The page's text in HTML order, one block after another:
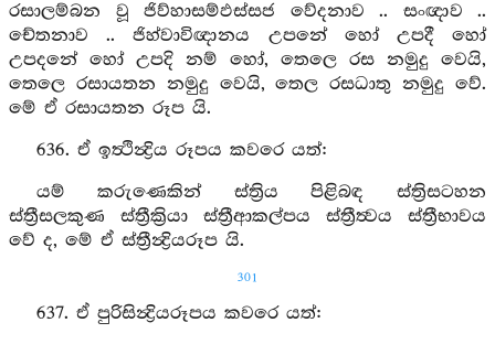
රසාලම්බන වූ ජිව්හාසම්ඵස්සජ වේදනාව .. සංඥාව ..
චේතනාව .. ජිහ්වාවිඥානය උපනේ හෝ උපදී හෝ
උපදනේ හෝ උපදි නම් හෝ, තෙලෙ රස නමුදු වෙයි,
තෙලෙ රසායතන නමුදු වෙයි, තෙල රසධාතු නමුදු වේ.
මේ ඒ රසායතන රූප යි.
636. ඒ ඉත්‍ථින්‍ද්‍රිය රූපය කවරෙ යත්:
යම් කරුණෙකින් ස්ත්‍රිය පිළිබඳ ස්ත්‍රිසටහන
ස්ත්‍රීසලකුණ ස්ත්‍රීක්‍රියා ස්ත්‍රීආකල්පය ස්ත්‍රීත්‍වය ස්ත්‍රීභාවය
වේ ද, මේ ඒ ස්ත්‍රීන්‍ද්‍රියරූප යි.
301
637. ඒ පුරිසින්‍ද්‍රියරූපය කවරෙ යත්: